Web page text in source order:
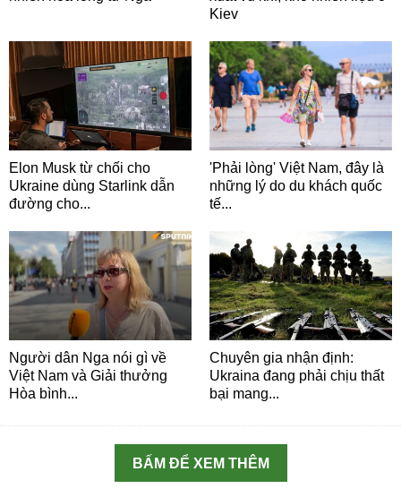
Kiev
Elon Musk từ chối cho
Ukraine dùng Starlink dẫn
đường cho...
'Phải lòng' Việt Nam, đây là
những lý do du khách quốc
tế...
Người dân Nga nói gì về
Việt Nam và Giải thưởng
Hòa bình...
Chuyên gia nhận định:
Ukraina đang phải chịu thất
bại mang...
BẤM ĐỂ XEM THÊM